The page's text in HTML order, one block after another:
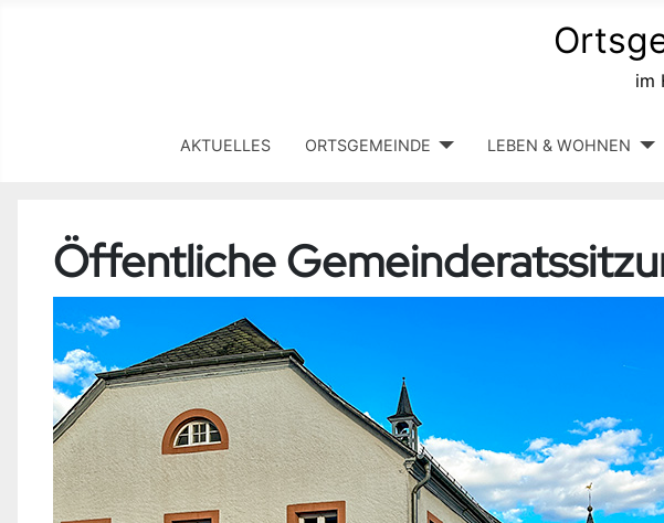
im
AKTUELLES ORTSGEMEINDE LEBEN & WOHNEN
Öffentliche